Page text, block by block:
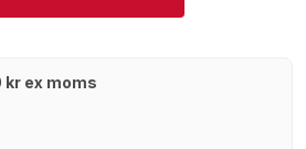
kr ex moms